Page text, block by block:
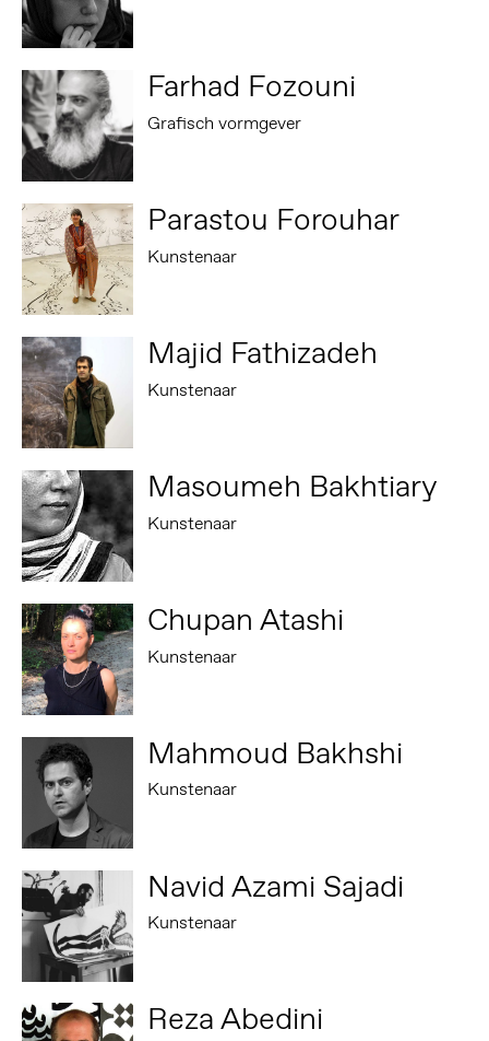
Farhad Fozouni
Grafisch vormgever
Parastou Forouhar
Kunstenaar
Majid Fathizadeh
Kunstenaar
Masoumeh Bakhtiary
Kunstenaar
Chupan Atashi
Kunstenaar
Mahmoud Bakhshi
Kunstenaar
Navid Azami Sajadi
Kunstenaar
Reza Abedini